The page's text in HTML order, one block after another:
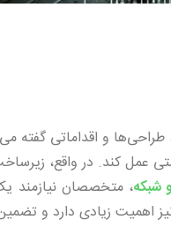
و اقداماتی گفته
عمل کند. در واقع،
شبکه
اهمیت زیادی دارد و